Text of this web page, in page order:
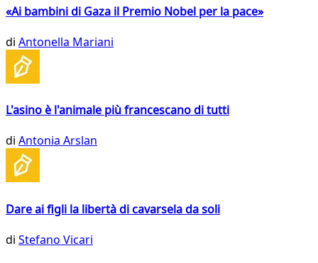
«Ai bambini di Gaza il Premio Nobel per la pace»
di Antonella Mariani
L'asino è l'animale più francescano di tutti
di Antonia Arslan
Dare ai figli la libertà di cavarsela da soli
di Stefano Vicari